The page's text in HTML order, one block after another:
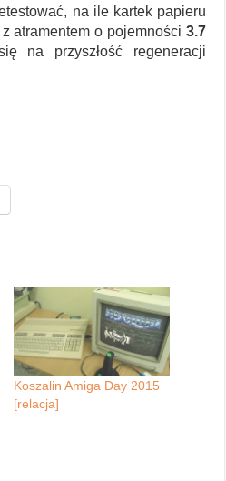
na ile kartek papieru
atramentem o pojemności 3.7
na przyszłość regeneracji
Koszalin Amiga Day 2015
[relacja]